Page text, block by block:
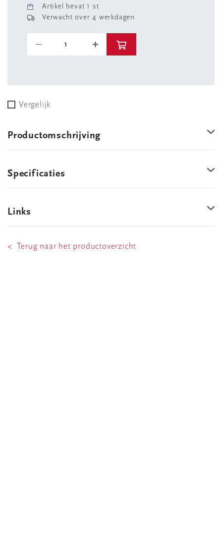
Artikel bevat 1 st
Verwacht over 4 werkdagen
Vergelijk
Productomschrijving
Specificaties
Links
< Terug naar het productoverzicht